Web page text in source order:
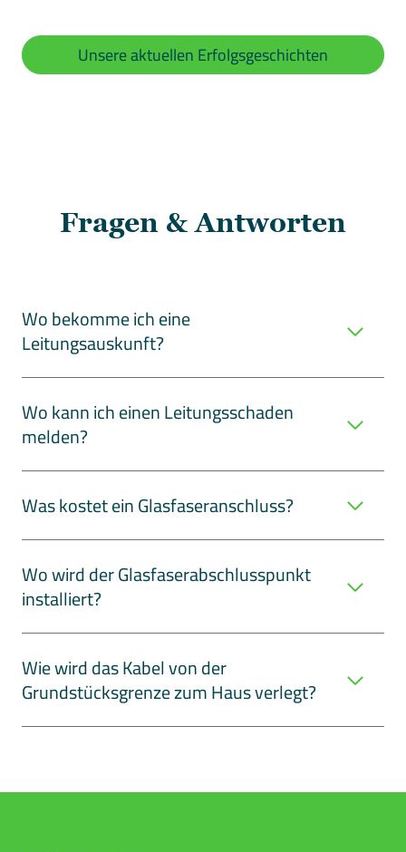
Unsere aktuellen Erfolgsgeschichten
Fragen & Antworten
Wo bekomme ich eine
Leitungsauskunft?
Wo kann ich einen Leitungsschaden
melden?
Was kostet ein Glasfaseranschluss?
Wo wird der Glasfaserabschlusspunkt
installiert?
Wie wird das Kabel von der
Grundstücksgrenze zum Haus verlegt?